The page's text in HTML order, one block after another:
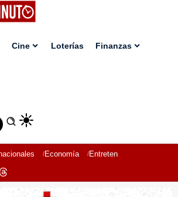
Cine Loterías Finanzas
Economía Entretenimiento